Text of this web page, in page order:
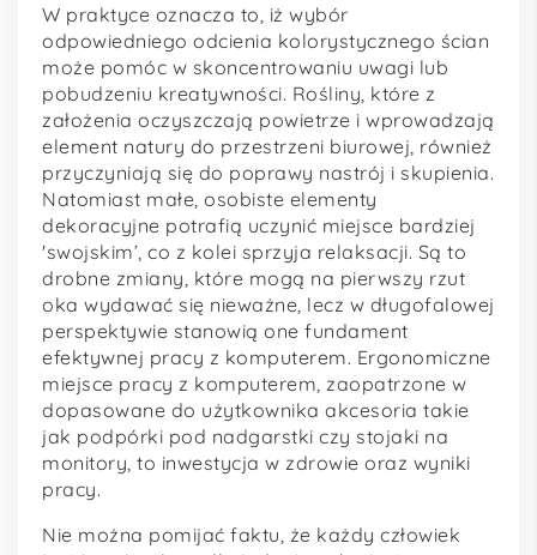
W praktyce oznacza to, iż wybór
odpowiedniego odcienia kolorystycznego ścian
może pomóc w skoncentrowaniu uwagi lub
pobudzeniu kreatywności. Rośliny, które z
założenia oczyszczają powietrze i wprowadzają
element natury do przestrzeni biurowej, również
przyczyniają się do poprawy nastrój i skupienia.
Natomiast małe, osobiste elementy
dekoracyjne potrafią uczynić miejsce bardziej
'swojskim’, co z kolei sprzyja relaksacji. Są to
drobne zmiany, które mogą na pierwszy rzut
oka wydawać się nieważne, lecz w długofalowej
perspektywie stanowią one fundament
efektywnej pracy z komputerem. Ergonomiczne
miejsce pracy z komputerem, zaopatrzone w
dopasowane do użytkownika akcesoria takie
jak podpórki pod nadgarstki czy stojaki na
monitory, to inwestycja w zdrowie oraz wyniki
pracy.
Nie można pomijać faktu, że każdy człowiek